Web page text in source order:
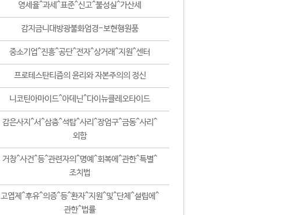
영세율^과세^표준^신고^불성실^가산세
감지금니대방광불화엄경-보현행원품
중소기업^진흥^공단^전자^상거래^지원^센터
프로테스탄티즘의 윤리와 자본주의의 정신
니코틴아마이드^아데닌^다이뉴클레오타이드
감은사지^서^삼층^석탑^사리^장엄구^금동^사리^
외함
거창^사건^등^관련자의^명예^회복에^관한^특별^
조치법
고엽제^후유^의증^등^환자^지원^및^단체^설립에^
관한^법률